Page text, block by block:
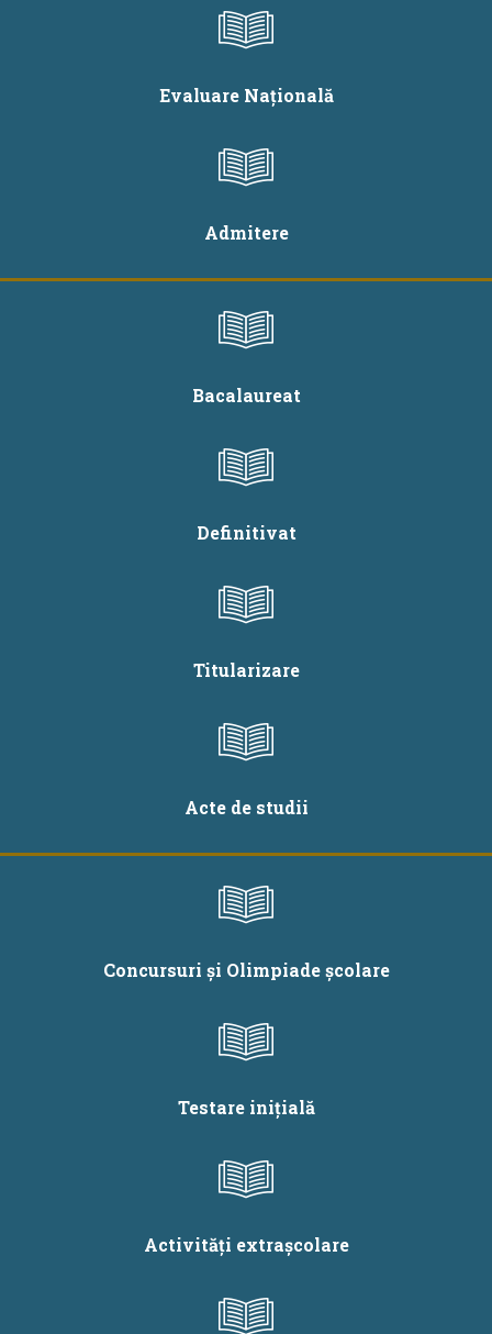
Evaluare Națională
Admitere
Bacalaureat
Definitivat
Titularizare
Acte de studii
Concursuri și Olimpiade școlare
Testare inițială
Activități extrașcolare